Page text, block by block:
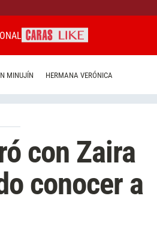
MINUJÍN HERMANA VERÓNICA
con Zaira
conocer a